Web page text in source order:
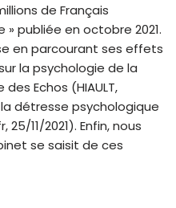
de Français
publiée en octobre 2021.
en parcourant ses effets
la psychologie de la
Echos (HIAULT,
détresse psychologique
11/2021). Enfin, nous
se saisit de ces